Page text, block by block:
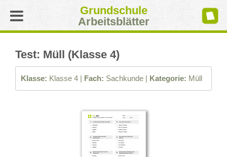
Grundschule
Arbeitsblätter
Test: Müll (Klasse 4)
Klasse: Klasse 4 | Fach: Sachkunde | Kategorie: Müll